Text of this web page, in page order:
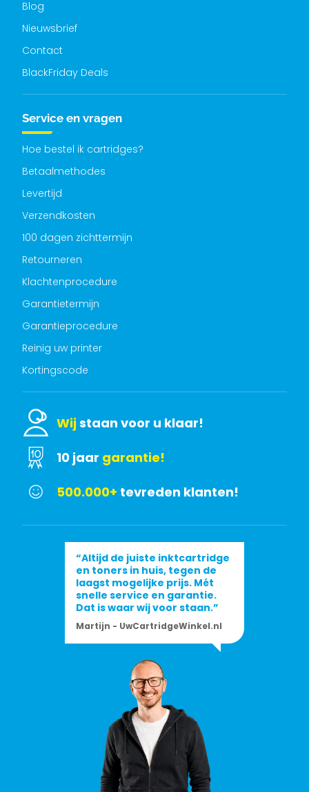
Blog
Nieuwsbrief
Contact
BlackFriday Deals
Service en vragen
Hoe bestel ik cartridges?
Betaalmethodes
Levertijd
Verzendkosten
100 dagen zichttermijn
Retourneren
Klachtenprocedure
Garantietermijn
Garantieprocedure
Reinig uw printer
Kortingscode
Wijstaan voor u klaar!
10 jaar garantie!
500.000+ tevreden klanten!
“Altijd de juiste inktcartridge
en toners in huis, tegen de
laagst mogelijke prijs. Mét
snelle service en garantie.
Dat is waar wij voor staan.”
Martijn - UwCartridgeWinkel.nl